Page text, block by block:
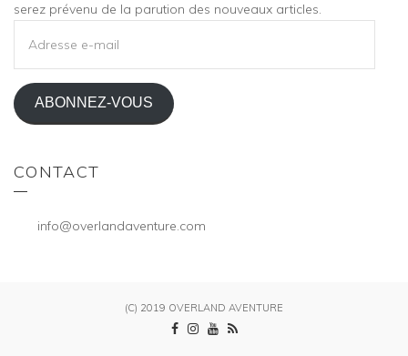
serez prévenu de la parution des nouveaux articles.
MAIL
ABONNEZ-VOUS
CONTACT
info@overlandaventure.com
(C) 2019 OVERLAND AVENTURE